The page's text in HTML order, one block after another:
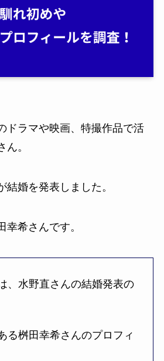
ドラマや映画、特撮作品で活
ん。
結婚を発表しました。
幸希さんです。
、水野直さんの結婚発表の
る桝田幸希さんのプロフィ